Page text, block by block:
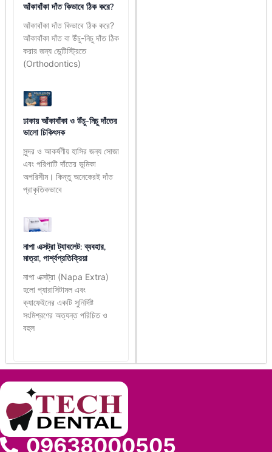
আঁকাবাঁকা দাঁত কিভাবে ঠিক করে?
আঁকাবাঁকা দাঁত কিভাবে ঠিক করে?
আঁকাবাঁকা দাঁত বা উঁচু-নিচু দাঁত ঠিক
করার জন্য ডেন্টিস্ট্রিতে
(Orthodontics)
ঢাকায় আঁকাবাঁকা ও উঁচু-নিচু দাঁতের
ভালো চিকিৎসক
সুন্দর ও আকর্ষণীয় হাসির জন্য সোজা
এবং পরিপাটি দাঁতের ভূমিকা
অপরিসীম। কিন্তু অনেকেরই দাঁত
প্রাকৃতিকভাবে
নাপা এক্সট্রা ট্যাবলেট: ব্যবহার,
মাত্রা, পার্শ্বপ্রতিক্রিয়া
নাপা এক্সট্রা (Napa Extra)
হলো প্যারাসিটামল এবং
ক্যাফেইনের একটি সুনির্দিষ্ট
সংমিশ্রণের অত্যন্ত পরিচিত ও
বহুল
09638000505